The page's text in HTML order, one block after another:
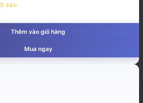
5 sao
Thêm vào giỏ hàng
Mua ngay